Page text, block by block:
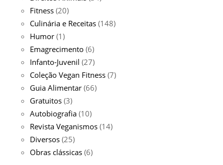
Fitness (20)
Culinária e Receitas (148)
Humor (1)
Emagrecimento (6)
Infanto-Juvenil (27)
Coleção Vegan Fitness (7)
Guia Alimentar (66)
Gratuitos (3)
Autobiografia (10)
Revista Veganismos (14)
Diversos (25)
Obras clássicas (6)